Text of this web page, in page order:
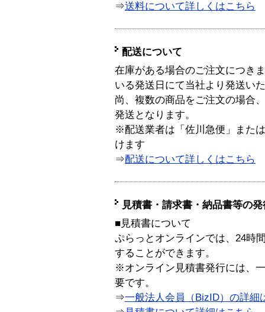
⇒送料について詳しくはこちら
配送について
在庫がある場合のご注文につき
いる発送日にて当社より発送い
尚、複数の商品をご注文の場合
発送となります。
※配送業者は「佐川急便」また
けます
⇒配送について詳しくはこちら
見積書・請求書・納品書等の
■見積書について
ぷらっとオンラインでは、24時
することができます。
※オンライン見積書発行には、
要です。
⇒一般法人会員（BizID）の詳細